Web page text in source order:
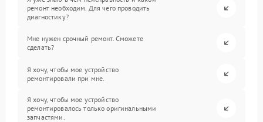
ремонт необходим. Для чего проводить
диагностику?
Мне нужен срочный ремонт. Сможете
сделать?
Я хочу, чтобы мое устройство
ремонтировали при мне.
Я хочу, чтобы мое устройство
ремонтировалось только оригинальными
запчастями.